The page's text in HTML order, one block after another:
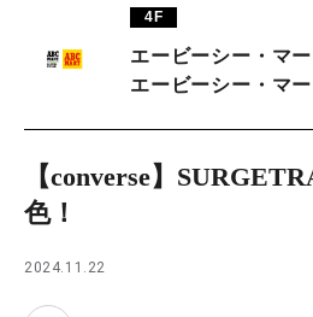
TAX FREE
PARCOメンバーズ
日本語
4F
エービーシー・マ
エービーシー・マー
【converse】
色！
2024.11.22